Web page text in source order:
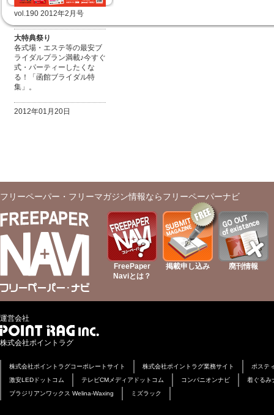
vol.190 2012年2月号
大特典祭り
各式場・エステ等の最安ブ
ライダルプラン満載♪今すぐ
式・パーティーしたくな
る！「函館ブライダル特
集」。
2012年01月20日
フリーペーパー・フリーマガジン情報ならフリーペーパーナビ
FreePaper
Naviとは？
掲載申し込み 廃刊情報
運営会社
株式会社ポイントラグ
株式会社ポイントラグコーポレートサイト 株式会社ポイントラグ業務サイト
ポステ
激安LEDドットコム
テレビCMメディアドットコム コンパニオンナビ
着ぐるみ
ブラジリアンワックス Welina-Waxing
ミズラック